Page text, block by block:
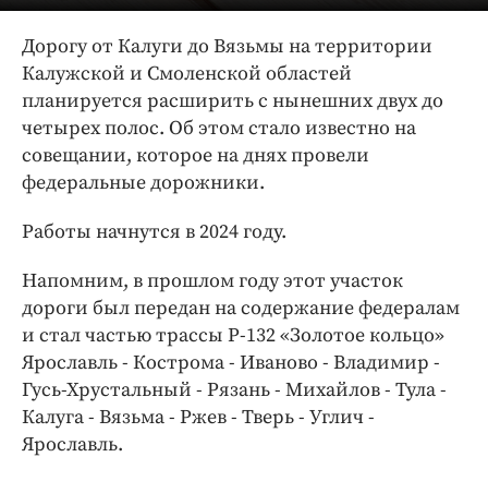
Блоги
Издания
Медиаперсона
Интересное чтиво
Клиника года
Работодатель года
Дорогу от Калуги до Вязьмы на территории
Калужской и Смоленской областей
планируется расширить с нынешних двух до
четырех полос. Об этом стало известно на
совещании, которое на днях провели
федеральные дорожники.
Работы начнутся в 2024 году.
Напомним, в прошлом году этот участок
дороги был передан на содержание федералам
и стал частью трассы Р-132 «Золотое кольцо»
Ярославль - Кострома - Иваново - Владимир -
Гусь-Хрустальный - Рязань - Михайлов - Тула -
Калуга - Вязьма - Ржев - Тверь - Углич -
Ярославль.